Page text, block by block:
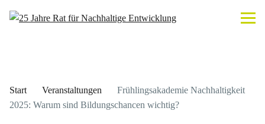
Start Veranstaltungen
Frühlingsakademie Nachhaltigkeit
2025: Warum sind Bildungschancen wichtig?